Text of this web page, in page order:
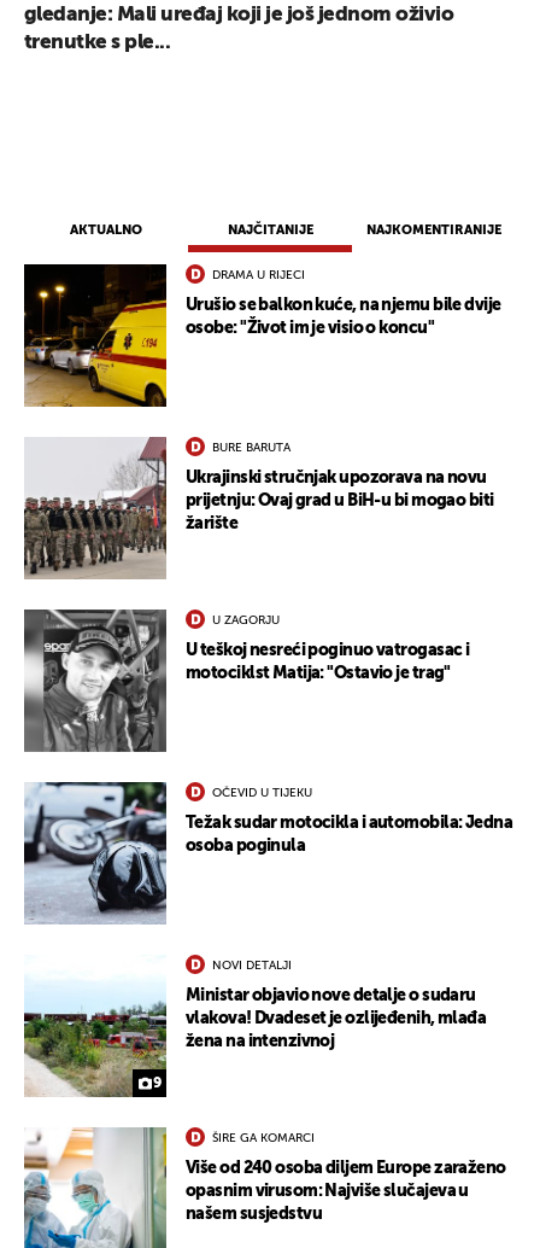
AKTUALNO NAJČITANIJE NAJKOMENTIRANIJE
DRAMA U RIJECI
Urušio se balkon kuće, na njemu bile dvije
osobe: "Život im je visio o koncu"
BURE BARUTA
Ukrajinski stručnjak upozorava na novu
prijetnju: Ovaj grad u BiH-u bi mogao biti
žarište
U ZAGORJU
U teškoj nesreći poginuo vatrogasac i
motociklst Matija: "Ostavio je trag"
OČEVID U TIJEKU
Težak sudar motocikla i automobila: Jedna
osoba poginula
9
NOVI DETALJI
Ministar objavio nove detalje o sudaru
vlakova! Dvadeset je ozlijeđenih, mlađa
žena na intenzivnoj
ŠIRE GA KOMARCI
Više od 240 osoba diljem Europe zaraženo
opasnim virusom: Najviše slučajeva u
našem susjedstvu
gledanje: Mali uređaj koji je još jednom oživio
trenutke s ple...
UKLJUČITE NOTIFIKACIJE